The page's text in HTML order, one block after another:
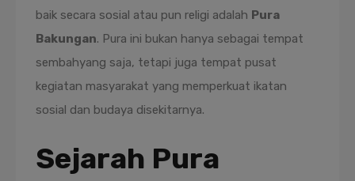
baik secara sosial atau pun religi adalah Pura
Bakungan. Pura ini bukan hanya sebagai tempat
sembahyang saja, tetapi juga tempat pusat
kegiatan masyarakat yang memperkuat ikatan
sosial dan budaya disekitarnya.
Sejarah Pura